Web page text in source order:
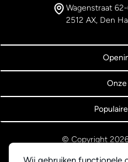
Wagenstraat
2512 AX, Den
© Copyright